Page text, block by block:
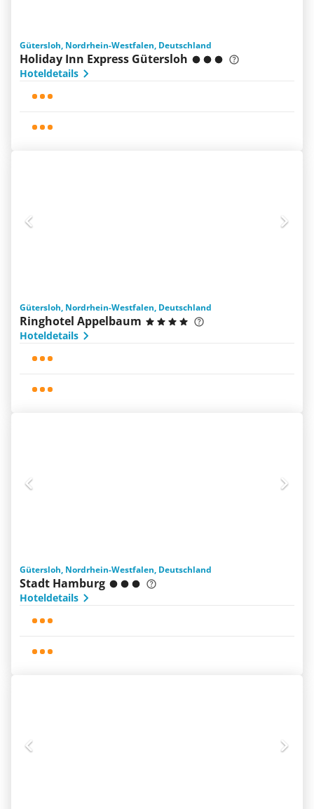
Gütersloh, Nordrhein-Westfalen, Deutschland
Holiday Inn Express Gütersloh
Hoteldetails
Gütersloh, Nordrhein-Westfalen, Deutschland
Ringhotel Appelbaum
Hoteldetails
Gütersloh, Nordrhein-Westfalen, Deutschland
Stadt Hamburg
Hoteldetails